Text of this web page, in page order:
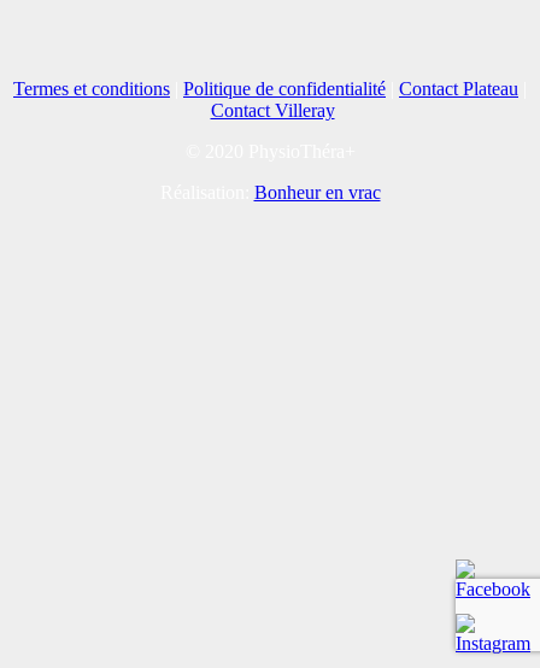
Termes et conditions Politique de confidentialité Contact Plateau
Contact Villeray
Bonheur en vrac